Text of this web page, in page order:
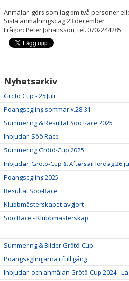
SÖÖ-RACE
HUMMERRACET
ANNANDAGSRACET
DOKUMENT
Anmälan görs som lag om två personer
Sista anmälningsdag 23 december
Frågor: Peter Johansson, tel. 0702244285
Nyhetsarkiv
Grötö Cup - 26 Juli
Poängsegling sommar v.28-31
Summering & Resultat Söö Race 2025
Inbjudan Söö Race
Summering Grötö-Cup 2025
Inbjudan Grötö-Cup & Aftersail lördag 26
Poängsegling 2025
Resultat Söö-Race
Klubbmästerskapet avgjort
Söö Race - Klubbmästerskap
Summering & Bilder Grötö-Cup
Poängseglingarna i full gång
Inbjudan och anmälan Grötö-Cup 2024 -